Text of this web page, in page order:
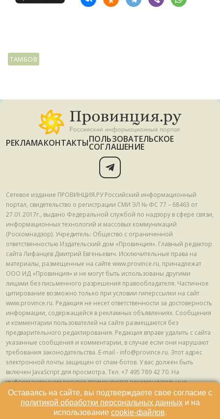
ТАМБОВ
РЕКЛАМАКОНТАКТЫПОЛЬЗОВАТЕЛЬСКОЕ
СОГЛАШЕНИЕ
Сетевое издание ПРОВИНЦИЯ.РУ Российский информационный
портал, свидетельство о регистрации СМИ ЭЛ № ФС 77 – 68463 от
27.01.2017г., выдано Федеральной службой по надзору в сфере связи,
информационных технологий и массовых коммуникаций
(Роскомнадзор). Учредитель: Общество с ограниченной
ответственностью Издательский дом «Провинция». Главный редактор
сайта Лифанцев Дмитрий Евгеньевич. Исключительные права на
материалы, размещенные на сайте www.province.ru, принадлежат
ООО ИД «Провинция» и не могут быть использованы другими
лицами без письменного разрешения правообладателя. Частичное
цитирование возможно только при условии гиперссылки на сайт
www.province.ru. Редакция не несет ответственности за достоверность
информации, содержащейся в рекламных объявлениях. Сообщения
и комментарии пользователей на сайте размещаются без
предварительного редактирования. Редакция вправе удалить с сайта
указанные сообщения и комментарии, в случае если они нарушают
требования законодательства. E-mail - info@province.ru. Этот адрес
электронной почты защищен от спам-ботов. У вас должен быть
включен JavaScript для просмотра. Tел. +7 495 789 42 70. На
информационном ресурсе применяются рекомендательные
технологии (информационные технологии предоставления
информации на основе сбора, систематизации и анализа сведений,
относящихся к предпочтениям пользователей сети "Интернет",
Оставаясь на сайте, вы подтверждаете свое согласие с
политикой обработки персональных данныхи на
использование cookie-файлов.